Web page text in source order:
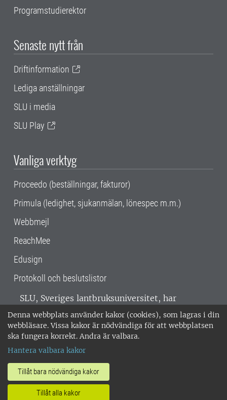
Denna webbplats använder kakor (cookies), som lagras i din
webbläsare. Vissa kakor är nödvändiga för att webbplatsen
ska fungera korrekt. Andra är valbara.
Hantera valbara kakor
Tillåt bara nödvändiga kakor
Tillåt alla kakor
Programstudierektor
Senaste nytt från
Driftinformation
Lediga anställningar
SLU i media
SLU Play
Vanliga verktyg
Proceedo (beställningar, fakturor)
Primula (ledighet, sjukanmälan, lönespec m.m.)
Webbmejl
ReachMee
Edusign
Protokoll och beslutslistor
SLU, Sveriges lantbruksuniversitet, har
verksamhet över hela Sverige. Huvudorter är
Alnarp, Uppsala och Umeå.SLU är
miljöcertifierat enligt ISO 14001. •
018-67 10 00 • Org nr: 202100-2817 •
Om SLU:s webbplatser
•Hantera kakor•Behandling av
personuppgifter